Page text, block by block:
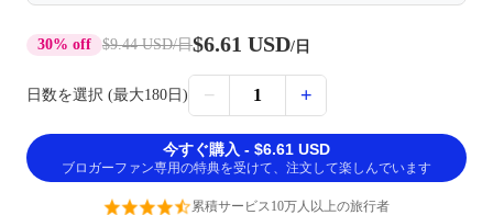
30% off $9.44 USD/日$6.61 USD/日
日数を選択 (最大180日) − 1 +
今すぐ購入 - $6.61 USD
ブロガーファン専用の特典を受けて、注文して楽しんでいます
累積サービス10万人以上の旅行者